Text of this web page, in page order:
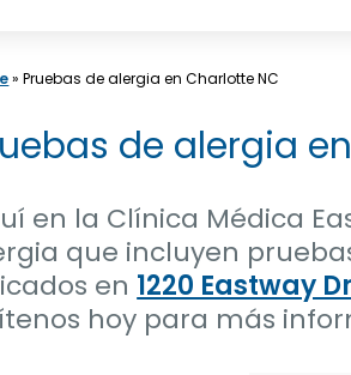
»Pruebas de alergia en Charlotte NC
de alergia
en la Clínica Médica
que incluyen
en 1220 Eastway
hoy para más